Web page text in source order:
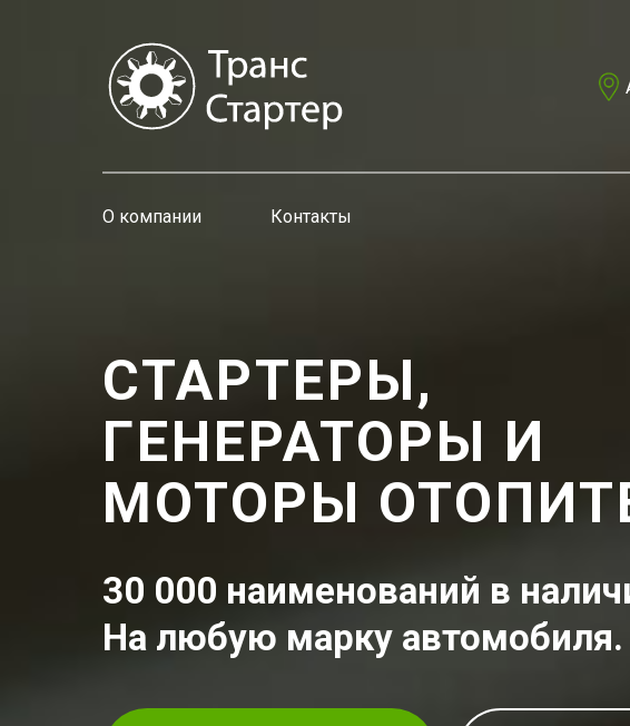
О компании
СТАРТЕРЫ,
ГЕНЕРАТОРЫ И
МОТОРЫ
30 000 наименований в
На любую марку автомобиля.
Контакты